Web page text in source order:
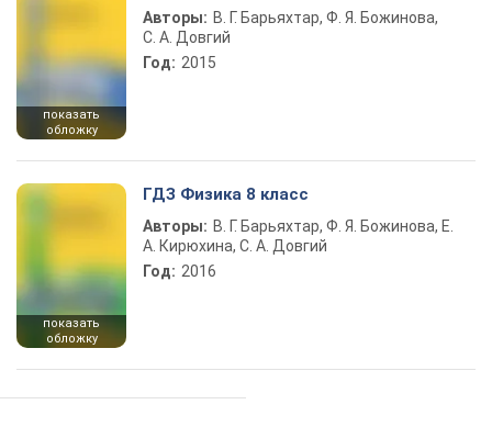
показать
обложку
Авторы: В. Г. Барьяхтар, Ф. Я. Божинова,
С. А. Довгий
Год: 2015
показать
обложку
ГДЗ Физика 8 класс
Авторы: В. Г. Барьяхтар, Ф. Я. Божинова, Е.
А. Кирюхина, С. А. Довгий
Год: 2016